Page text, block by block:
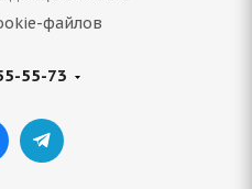
файлов
55-73